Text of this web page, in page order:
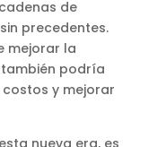
de
precedentes.
mejorar la
podría
y mejorar
nueva era, es